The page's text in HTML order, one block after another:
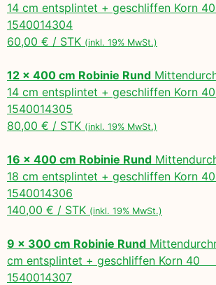
14 cm entsplintet + geschliffen Korn
1540014304
60,00 € / STK (inkl. 19% MwSt.)
12 x 400 cm Robinie Rund
14 cm entsplintet + geschliffen Korn
1540014305
80,00 € / STK (inkl. 19% MwSt.)
16 x 400 cm Robinie Rund
18 cm entsplintet + geschliffen Korn
1540014306
140,00 € / STK (inkl. 19% MwSt.)
9 x 300 cm Robinie Rund
cm entsplintet + geschliffen Korn
1540014307